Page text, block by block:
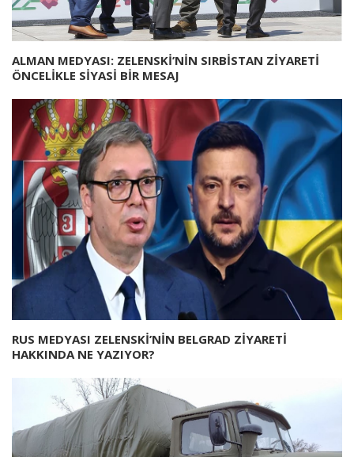
ALMAN MEDYASI: ZELENSKİ’NİN SIRBİSTAN ZİYARETİ
ÖNCELİKLE SİYASİ BİR MESAJ
RUS MEDYASI ZELENSKİ’NİN BELGRAD ZİYARETİ
HAKKINDA NE YAZIYOR?